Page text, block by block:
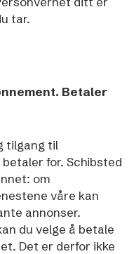
tar.
Betaler
tilgang til
for. Schibsted
om
våre kan
annonser.
du velge å betale
Det er derfor ikke